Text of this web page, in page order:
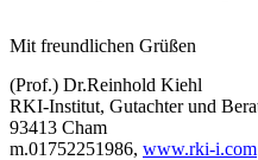
Mit freundlichen Grüßen
(Prof.) Dr.Reinhold Kiehl
RKI-Institut, Gutachter und
93413 Cham
m.01752251986, www.rki-i.com